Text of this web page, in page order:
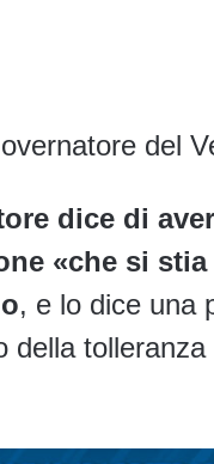
del
dice di
«che si stia
, e lo dice una
della